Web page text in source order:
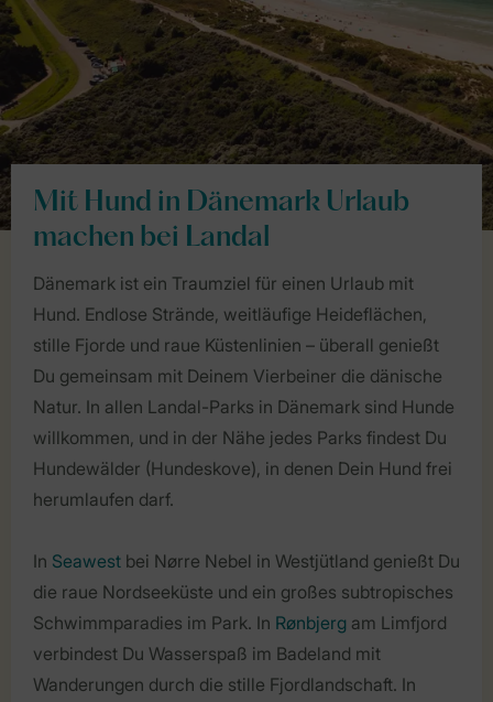
Mit Hund in Dänemark Urlaub
machen bei Landal
Dänemark ist ein Traumziel für einen Urlaub mit
Hund. Endlose Strände, weitläufige Heideflächen,
stille Fjorde und raue Küstenlinien – überall genießt
Du gemeinsam mit Deinem Vierbeiner die dänische
Natur. In allen Landal-Parks in Dänemark sind Hunde
willkommen, und in der Nähe jedes Parks findest Du
Hundewälder (Hundeskove), in denen Dein Hund frei
herumlaufen darf.
In Seawest bei Nørre Nebel in Westjütland genießt Du
die raue Nordseeküste und ein großes subtropisches
Schwimmparadies im Park. In Rønbjerg am Limfjord
verbindest Du Wasserspaß im Badeland mit
Wanderungen durch die stille Fjordlandschaft. In